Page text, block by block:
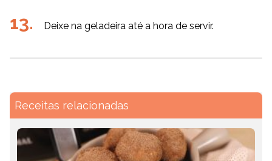
Deixe na geladeira até a hora de servir.
Receitas relacionadas